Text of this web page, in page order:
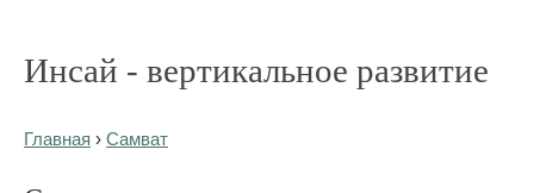
Инсай - вертикальное развитие
Главная › Самват